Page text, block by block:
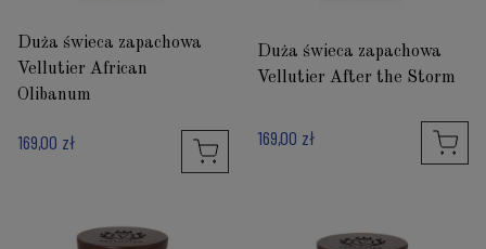
Duża świeca zapachowa
Vellutier African
Olibanum
169,00 zł
Duża świeca zapachowa
Vellutier After the Storm
169,00 zł